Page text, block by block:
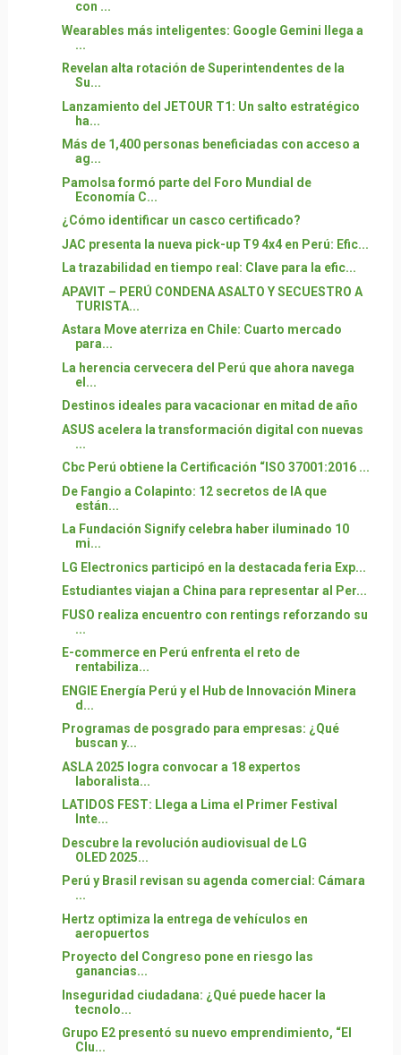
con ...
Wearables más inteligentes: Google Gemini llega a
...
Revelan alta rotación de Superintendentes de la
Su...
Lanzamiento del JETOUR T1: Un salto estratégico
ha...
Más de 1,400 personas beneficiadas con acceso a
ag...
Pamolsa formó parte del Foro Mundial de
Economía C...
¿Cómo identificar un casco certificado?
JAC presenta la nueva pick-up T9 4x4 en Perú: Efic...
La trazabilidad en tiempo real: Clave para la efic...
APAVIT – PERÚ CONDENA ASALTO Y SECUESTRO A
TURISTA...
Astara Move aterriza en Chile: Cuarto mercado
para...
La herencia cervecera del Perú que ahora navega
el...
Destinos ideales para vacacionar en mitad de año
ASUS acelera la transformación digital con nuevas
...
Cbc Perú obtiene la Certificación “ISO 37001:2016 ...
De Fangio a Colapinto: 12 secretos de IA que
están...
La Fundación Signify celebra haber iluminado 10
mi...
LG Electronics participó en la destacada feria Exp...
Estudiantes viajan a China para representar al Per...
FUSO realiza encuentro con rentings reforzando su
...
E-commerce en Perú enfrenta el reto de
rentabiliza...
ENGIE Energía Perú y el Hub de Innovación Minera
d...
Programas de posgrado para empresas: ¿Qué
buscan y...
ASLA 2025 logra convocar a 18 expertos
laboralista...
LATIDOS FEST: Llega a Lima el Primer Festival
Inte...
Descubre la revolución audiovisual de LG
OLED 2025...
Perú y Brasil revisan su agenda comercial: Cámara
...
Hertz optimiza la entrega de vehículos en
aeropuertos
Proyecto del Congreso pone en riesgo las
ganancias...
Inseguridad ciudadana: ¿Qué puede hacer la
tecnolo...
Grupo E2 presentó su nuevo emprendimiento, “El
Clu...